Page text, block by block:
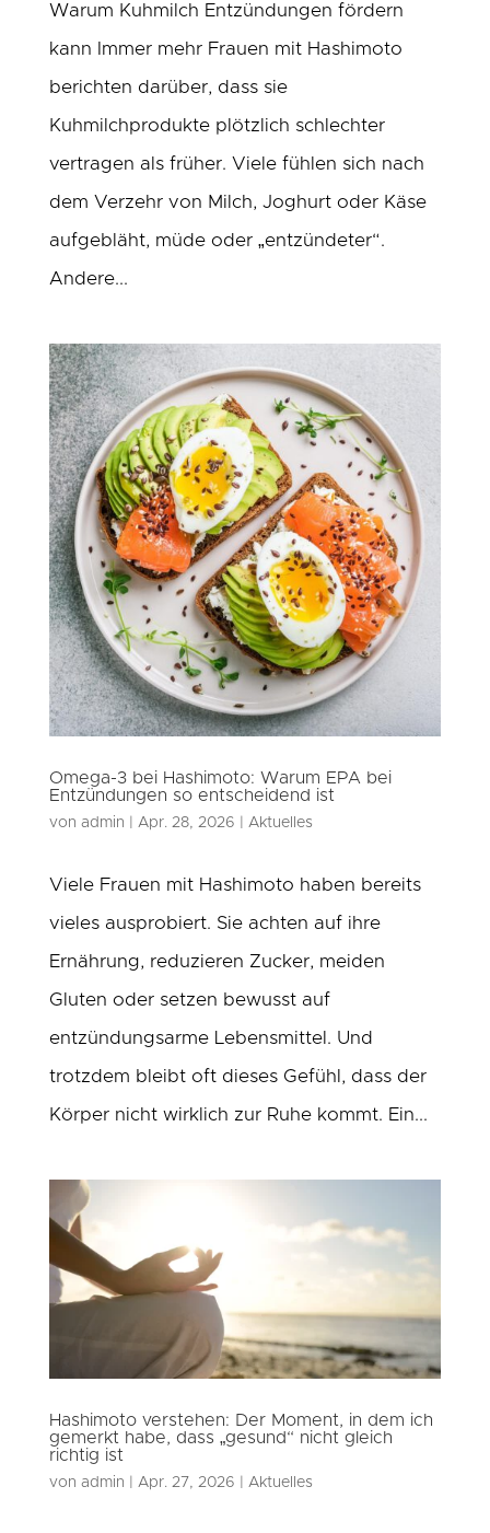
Warum Kuhmilch Entzündungen fördern
kann Immer mehr Frauen mit Hashimoto
berichten darüber, dass sie
Kuhmilchprodukte plötzlich schlechter
vertragen als früher. Viele fühlen sich nach
dem Verzehr von Milch, Joghurt oder Käse
aufgebläht, müde oder „entzündeter“.
Andere...
Omega-3 bei Hashimoto: Warum EPA bei
Entzündungen so entscheidend ist
von admin Apr. 28, 2026 Aktuelles
Viele Frauen mit Hashimoto haben bereits
vieles ausprobiert. Sie achten auf ihre
Ernährung, reduzieren Zucker, meiden
Gluten oder setzen bewusst auf
entzündungsarme Lebensmittel. Und
trotzdem bleibt oft dieses Gefühl, dass der
Körper nicht wirklich zur Ruhe kommt. Ein...
Hashimoto verstehen: Der Moment, in dem ich
gemerkt habe, dass „gesund“ nicht gleich
richtig ist
von admin Apr. 27, 2026 Aktuelles